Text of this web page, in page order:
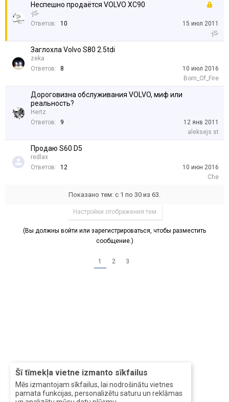
Šī tīmekļa vietne izmanto sīkfailus
Mēs izmantojam sīkfailus, lai nodrošinātu vietnes
pamata funkcijas, personalizētu saturu un reklāmas
Неспешно продаётся VOLVO XC90
-jS-
Ответов:
10
15 июл 2011
-jS-
Заглохла Volvo S80 2.5tdi
zeka
Ответов:
8
10 июл 2016
Born_Of_Fire
Дороговизна обслуживания VOLVO, миф или
реальность?
Hertz
Ответов:
9
12 янв 2011
aleksejs st
Продаю S60 D5
redlax
Ответов:
12
10 июн 2016
Che
Показано тем: с 1 по 30 из 63.
Настройки отображения тем
(Вы должны войти или зарегистрироваться, чтобы разместить
сообщение.)
1 2 3